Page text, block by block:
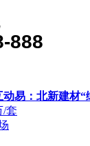
888
动易：北新建材“
/套